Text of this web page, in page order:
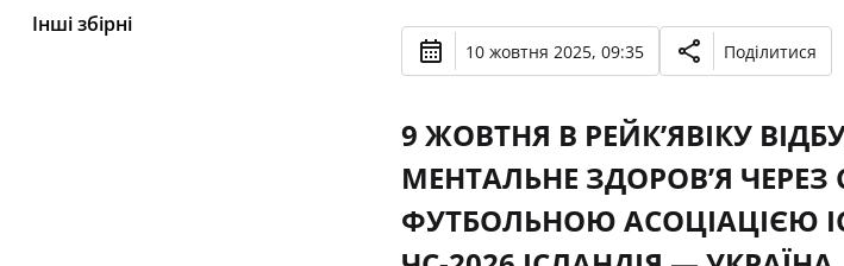
Інші збірні
10 жовтня 2025, 09:35 Поділитися
9 ЖОВТНЯ В РЕЙК’ЯВІКУ
МЕНТАЛЬНЕ ЗДОРОВʼЯ
ФУТБОЛЬНОЮ АСОЦІАЦІЄЮ